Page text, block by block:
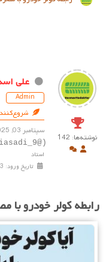
نوشته‌ها: 142
علی
Admin
سپتامبر 03, 2025 8:23 ق.ظ
(@aliasadi_9)
استاد
تاریخ ورود: 3 سال پیش
رابطه کولر خودرو